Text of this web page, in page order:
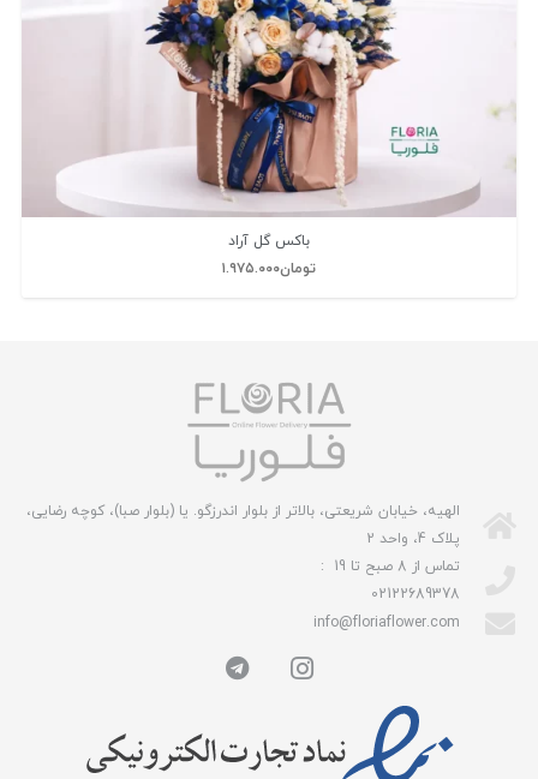
باکس گل آراد
تومان۱.۹۷۵.۰۰۰
الهیه، خیابان شریعتی، بالاتر از بلوار اندرزگو. یا (بلوار صبا)، کوچه رضایی،
پلاک 4، واحد 2
تماس از 8 صبح تا 19 :
02122689378
info@floriaflower.com